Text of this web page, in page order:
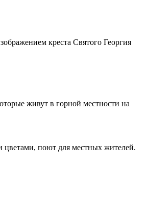
креста Святого Георгия
живут в горной местности на
цветами, поют для местных жителей.